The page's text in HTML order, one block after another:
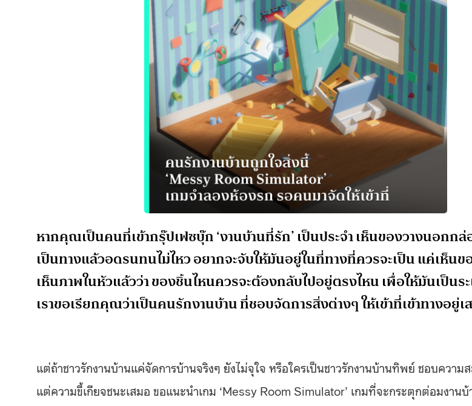
หากคุณเป็นคนที่เข้ากรุ๊ปเฟซบุ๊ก ‘งานบ้านที่รัก’ เป็นประจำ เห็นของวางนอกกล่
เป็นทางแล้วอดรนทนไม่ไหว อยากจะจับให้มันอยู่ในที่ทางที่ควรจะเป็น แค่เห็น
เห็นภาพในหัวแล้วว่า ของชิ้นไหนควรจะต้องกลับไปอยู่ตรงไหน เพื่อให้มันเป็นร
เราขอเรียกคุณว่าเป็นคนรักงานบ้าน ที่ชอบจัดการสิ่งต่างๆ ให้เข้าที่เข้าทางอยู่เ
แต่ถ้าชาวรักงานบ้านแค่จัดการบ้านจริงๆ ยังไม่จุใจ หรือใครเป็นชาวรักงานบ้านทิพย์ ชอบความ
แต่ความขี้เกียจชนะเสมอ ขอแนะนำเกม ‘Messy Room Simulator’ เกมที่จะกระตุกต่อมงานบ้